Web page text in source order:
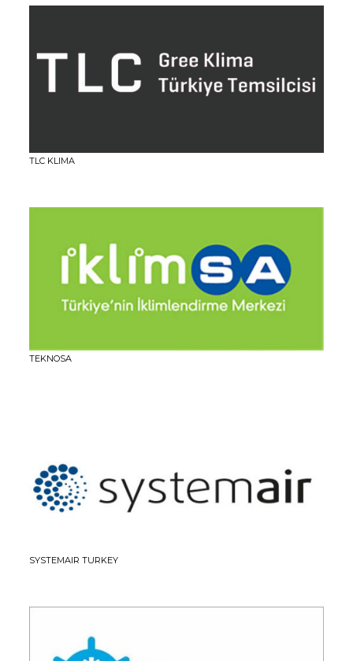
TLC KLIMA
TEKNOSA
SYSTEMAIR TURKEY